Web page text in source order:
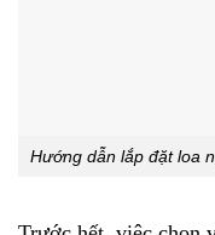
Hướng dẫn lắp đặt loa